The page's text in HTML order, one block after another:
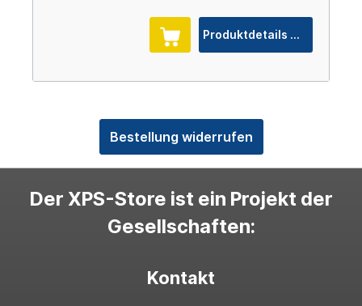
Produktdetails
Bestellung widerrufen
Der XPS-Store ist ein Projekt der
Gesellschaften:
Kontakt